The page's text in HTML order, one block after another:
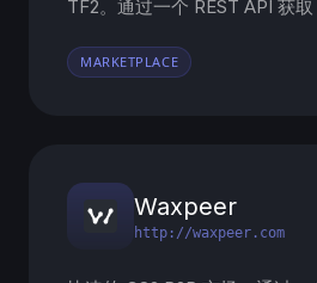
TF2。通过一个 REST API 获取
MARKETPLACE
Waxpeer
http://waxpeer.com